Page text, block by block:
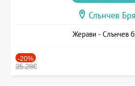
Слънчев
Жерави - Слънчев
-20%
35.28€